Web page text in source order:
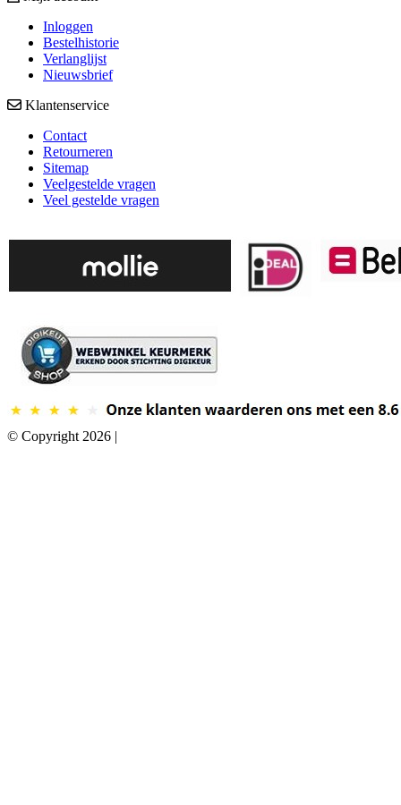
Inloggen
Bestelhistorie
Verlanglijst
Nieuwsbrief
Klantenservice
Contact
Retourneren
Sitemap
Veelgestelde vragen
Veel gestelde vragen
© Copyright 2026 |